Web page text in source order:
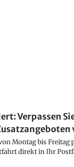
Verpassen
Montag bis
direkt in Ihr